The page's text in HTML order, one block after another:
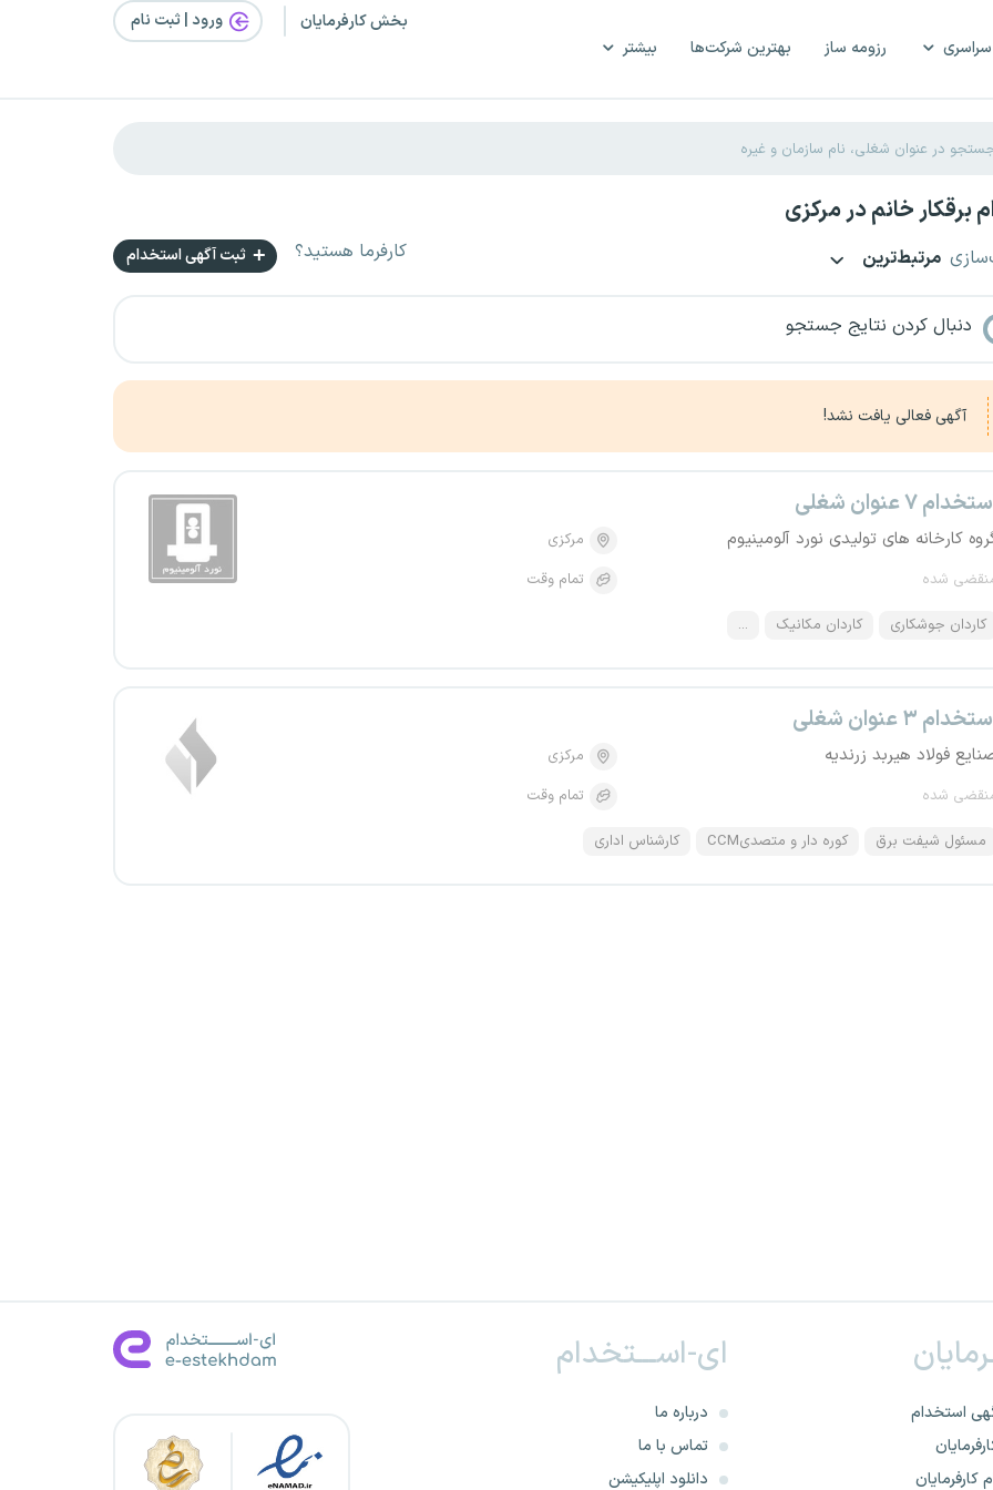
رزومه ساز بهترین شرکت‌ها بیشتر
بخش کارفرمایان ورود | ثبت‌ نام
برقکار خانم در مرکزی
مرتبط‌ترین کارفرما هستید؟ ثبت آگهی استخدام
دنبال کردن نتایج جستجو
آگهی فعالی یافت نشد!
۷ عنوان شغلی
کارخانه های تولیدی نورد آلومینیوم
شده
مرکزی
تمام وقت
کاردان جوشکاری کاردان مکانیک ...
۳ عنوان شغلی
فولاد هیربد زرندیه
شده
مرکزی
تمام وقت
مسئول شیفت برق کوره دار و متصدیCCM کارشناس اداری
استخدام
کارفرمایان
ای-اســـتخدام
درباره ما
تماس با ما
دانلود اپلیکیشن